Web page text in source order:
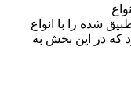
شده را با انواع
که در این بخش به